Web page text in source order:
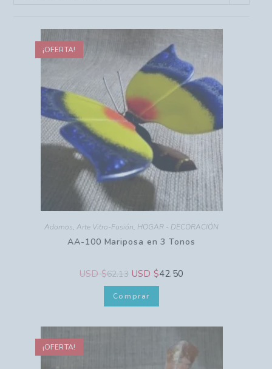
¡OFERTA!
Adornos, Arte Vitro-Fusión, HOGAR - DECORACIÓN
AA-100 Mariposa en 3 Tonos
USD $62.13 USD $42.50
Comprar
¡OFERTA!